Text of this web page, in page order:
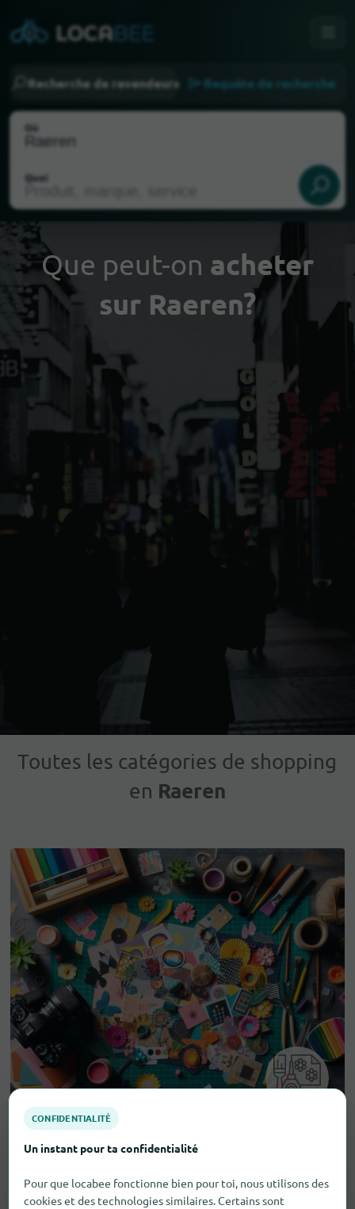
Recherche de revendeurs Requête de recherche
Où
Quoi
Choisir ma localisation
Que peut-on acheter
sur Raeren?
Toutes les catégories de shopping
en Raeren
CONFIDENTIALITÉ
Un instant pour ta confidentialité
Pour que locabee fonctionne bien pour toi, nous utilisons des
cookies et des technologies similaires. Certains sont